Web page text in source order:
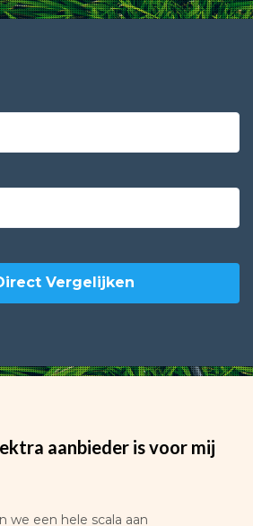
Vergelijken
aanbieder is voor mij
we een hele scala aan